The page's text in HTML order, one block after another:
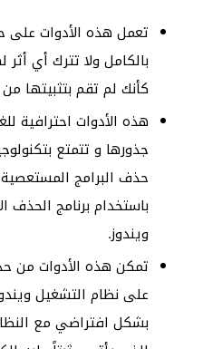
تعمل هذه الأدوات على
بالكامل ولا تترك أي
كأنك لم تقم بتثبيتها
هذه الأدوات احترافية
جذورها و تتمتع
حذف البرامج
باستخدام برنامج
ويندوز.
تمكن هذه الأدوات من
على نظام التشغيل